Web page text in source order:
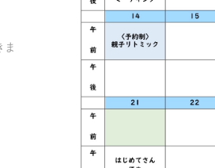
ま